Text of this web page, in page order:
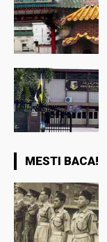
MESTI BACA!